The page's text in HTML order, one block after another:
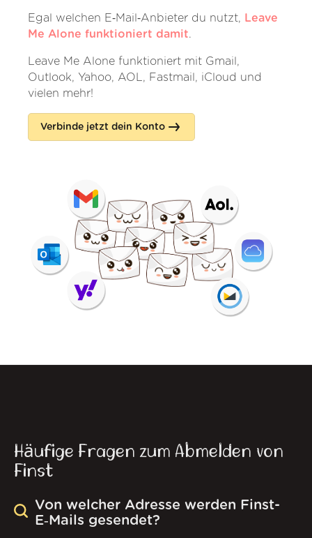
Egal welchen E‑Mail‑Anbieter du nutzt, Leave
Me Alone funktioniert damit.
Leave Me Alone funktioniert mit Gmail,
Outlook, Yahoo, AOL, Fastmail, iCloud und
vielen mehr!
Verbinde jetzt dein Konto
Häufige Fragen zum Abmelden von
Finst
Von welcher Adresse werden Finst-
E‑Mails gesendet?